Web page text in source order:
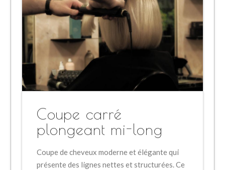
Coupe carré
plongeant mi-long
Coupe de cheveux moderne et élégante qui
présente des lignes nettes et structurées. Ce